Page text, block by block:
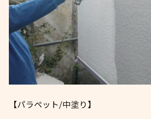
【パラペット/中塗り】